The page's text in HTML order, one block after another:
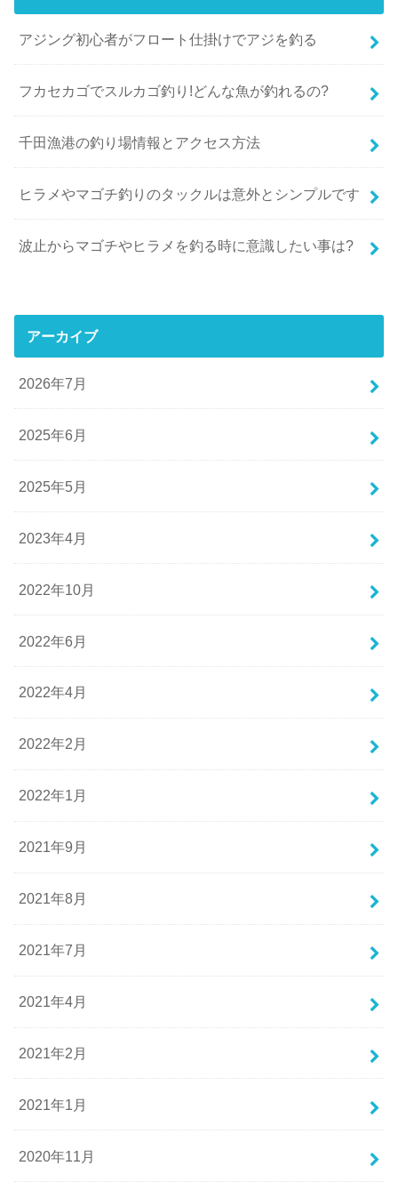
アジング初心者がフロート仕掛けでアジを釣る
フカセカゴでスルカゴ釣り!どんな魚が釣れるの?
千田漁港の釣り場情報とアクセス方法
ヒラメやマゴチ釣りのタックルは意外とシンプルです
波止からマゴチやヒラメを釣る時に意識したい事は?
アーカイブ
2026年7月
2025年6月
2025年5月
2023年4月
2022年10月
2022年6月
2022年4月
2022年2月
2022年1月
2021年9月
2021年8月
2021年7月
2021年4月
2021年2月
2021年1月
2020年11月